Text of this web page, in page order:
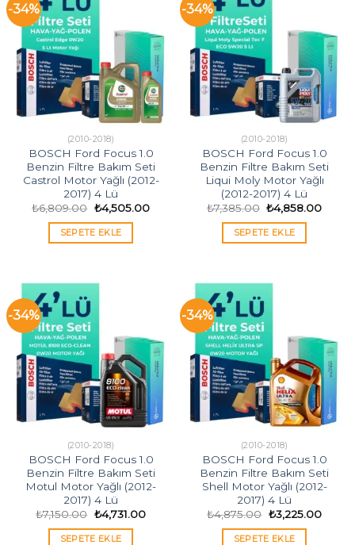
-34%
(2010-2018)
BOSCH Ford Focus 1.0
Benzin Filtre Bakım Seti
Castrol Motor Yağlı (2012-
2017) 4 Lü
₺6,809.00 Orijinal
fiyat:
₺6,809.00.
₺4,505.00Şu
SEPETE EKLE
-34%
(2010-2018)
BOSCH Ford Focus 1.0
Benzin Filtre Bakım Seti
Liqui Moly Motor Yağlı
(2012-2017) 4 Lü
₺7,385.00 Orijinal
fiyat:
₺7,385.00.
₺4,858.00Şu
SEPETE EKLE
-34%
(2010-2018)
BOSCH Ford Focus 1.0
Benzin Filtre Bakım Seti
Motul Motor Yağlı (2012-
2017) 4 Lü
₺7,150.00 Orijinal
fiyat:
₺7,150.00.
₺4,731.00Şu
SEPETE EKLE
-34%
(2010-2018)
BOSCH Ford Focus 1.0
Benzin Filtre Bakım Seti
Shell Motor Yağlı (2012-
2017) 4 Lü
₺4,875.00 Orijinal
fiyat:
₺4,875.00.
₺3,225.00Şu
SEPETE EKLE